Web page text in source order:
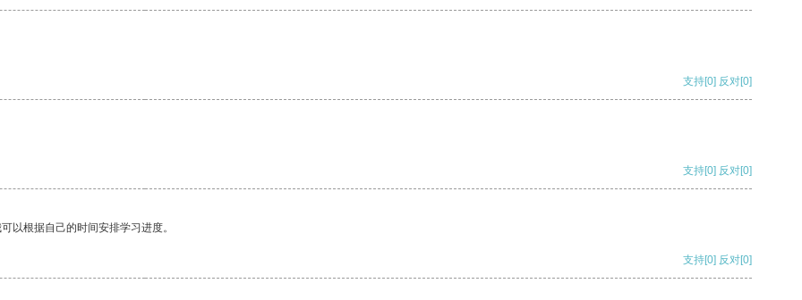
支持[0] 反对[0]
支持[0] 反对[0]
以根据自己的时间安排学习进度。
支持[0] 反对[0]